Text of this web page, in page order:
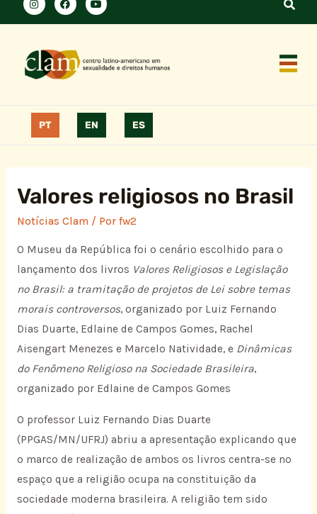
PT EN ES
Valores religiosos no Brasil
Notícias Clam/ Por fw2
O Museu da República foi o cenário escolhido para o
lançamento dos livros Valores Religiosos e Legislação
no Brasil: a tramitação de projetos de Lei sobre temas
morais controversos, organizado por Luiz Fernando
Dias Duarte, Edlaine de Campos Gomes, Rachel
Aisengart Menezes e Marcelo Natividade, e Dinâmicas
do Fenômeno Religioso na Sociedade Brasileira,
organizado por Edlaine de Campos Gomes
O professor Luiz Fernando Dias Duarte
(PPGAS/MN/UFRJ) abriu a apresentação explicando que
o marco de realização de ambos os livros centra-se no
espaço que a religião ocupa na constituição da
sociedade moderna brasileira. A religião tem sido